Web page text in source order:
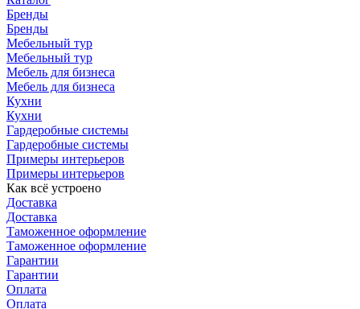
Бренды
Бренды
Мебельный тур
Мебельный тур
Мебель для бизнеса
Мебель для бизнеса
Кухни
Кухни
Гардеробные системы
Гардеробные системы
Примеры интерьеров
Примеры интерьеров
Как всё устроено
Доставка
Доставка
Таможенное оформление
Таможенное оформление
Гарантии
Гарантии
Оплата
Оплата